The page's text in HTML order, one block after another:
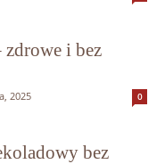
zdrowe i bez
2025 0
bez